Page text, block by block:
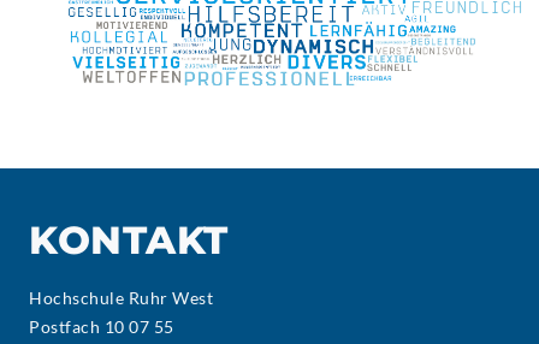
KONTAKT
Hochschule Ruhr West
Postfach 10 07 55